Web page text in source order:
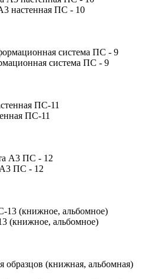
настенная ПС - 10
система ПС - 9
ПС-11
ПС - 12
(книжное, альбомное)